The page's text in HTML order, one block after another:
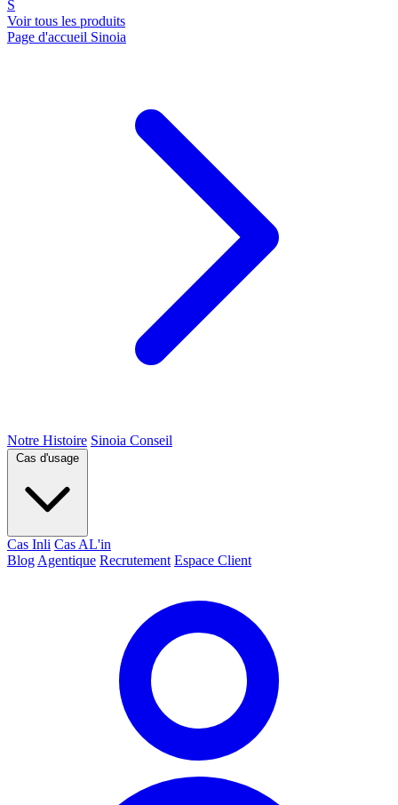
S
Voir tous les produits
Page d'accueil Sinoia
Notre Histoire Sinoia Conseil
Cas d'usage
Cas Inli Cas AL'in
Blog Agentique Recrutement Espace Client